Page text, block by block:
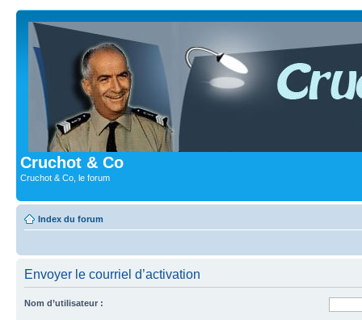
Cruchot & Co
Cruchot & Co, le forum
Index du forum
Envoyer le courriel d’activation
Nom d’utilisateur :